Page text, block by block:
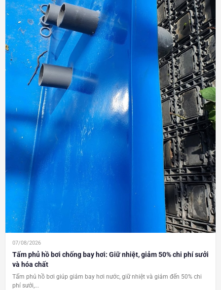
07/08/2026
Tấm phủ hồ bơi chống bay hơi: Giữ nhiệt, giảm 50% chi phí sưởi
và hóa chất
Tấm phủ hồ bơi giúp giảm bay hơi nước, giữ nhiệt và giảm đến 50% chi
phí sưởi,...